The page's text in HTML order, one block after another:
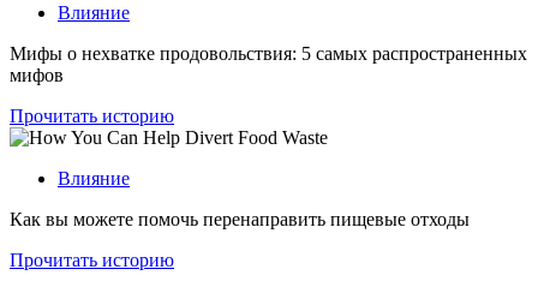
Влияние
Мифы о нехватке продовольствия: 5 самых распространенных
мифов
Прочитать историю
Влияние
Как вы можете помочь перенаправить пищевые отходы
Прочитать историю